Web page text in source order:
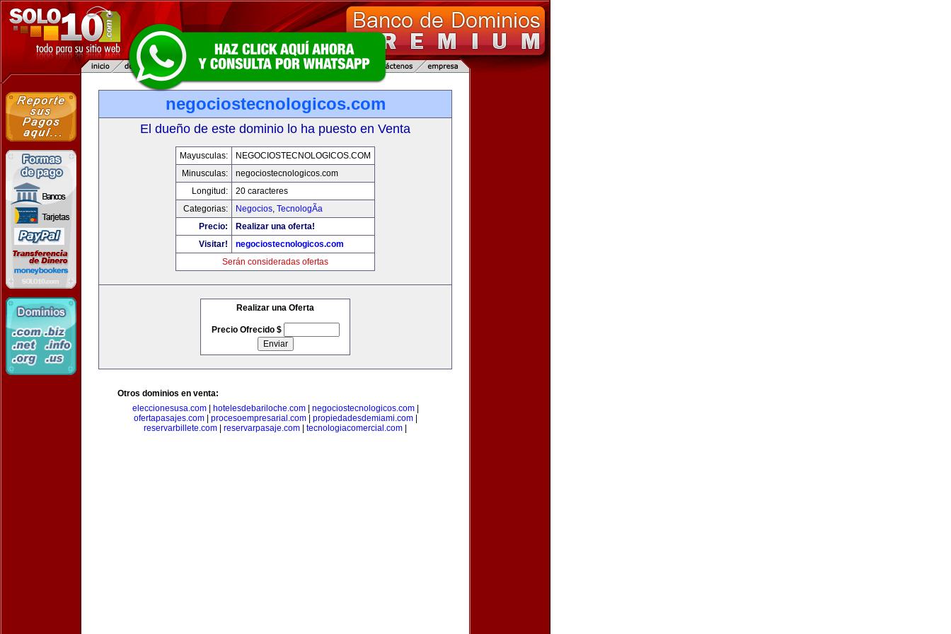
negociostecnologicos.com
El dueño de este dominio lo ha puesto en Venta
Mayusculas:
NEGOCIOSTECNOLOGICOS.COM
Minusculas:
negociostecnologicos.com
Longitud:
20 caracteres
Categorias:
Negocios, TecnologÃ­a
Precio:
Realizar una oferta!
Visitar!
negociostecnologicos.com
Serán consideradas ofertas
Realizar una Oferta
Precio Ofrecido $
Otros dominios en venta:
eleccionesusa.com| hotelesdebariloche.com| negociostecnologicos.com|
ofertapasajes.com| procesoempresarial.com| propiedadesdemiami.com|
reservarbillete.com
reservarpasaje.com tecnologiacomercial.com